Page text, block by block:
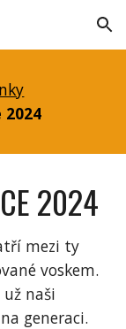
Skip to navigation
2024
mezi ty
voskem.
naši
generaci.